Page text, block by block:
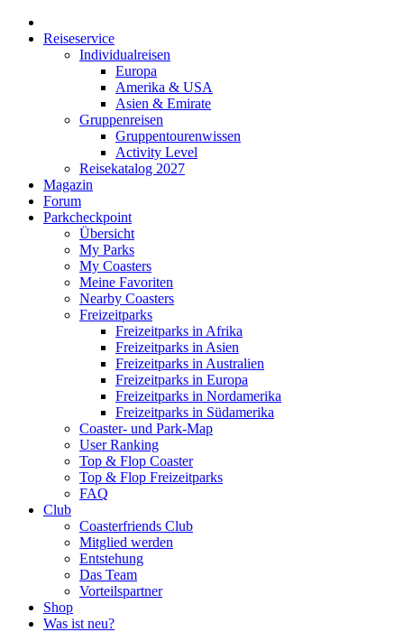
Reiseservice
Individualreisen
Europa
Amerika & USA
Asien & Emirate
Gruppenreisen
Gruppentourenwissen
Activity Level
Reisekatalog 2027
Magazin
Forum
Parkcheckpoint
Übersicht
My Parks
My Coasters
Meine Favoriten
Nearby Coasters
Freizeitparks
Freizeitparks in Afrika
Freizeitparks in Asien
Freizeitparks in Australien
Freizeitparks in Europa
Freizeitparks in Nordamerika
Freizeitparks in Südamerika
Coaster- und Park-Map
User Ranking
Top & Flop Coaster
Top & Flop Freizeitparks
FAQ
Club
Coasterfriends Club
Mitglied werden
Entstehung
Das Team
Vorteilspartner
Shop
Was ist neu?